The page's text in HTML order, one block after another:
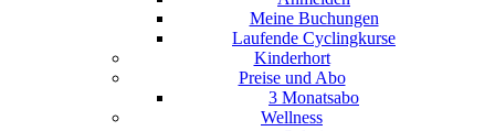
Meine Buchungen
Laufende Cyclingkurse
Kinderhort
Preise und Abo
3 Monatsabo
Wellness